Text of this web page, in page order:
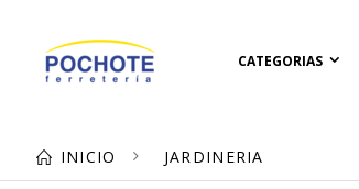
CATEGORIAS
INICIO JARDINERIA